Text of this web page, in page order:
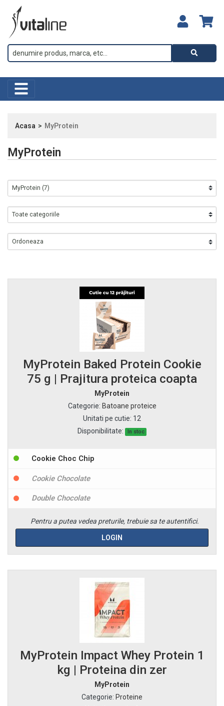
Acasa MyProtein
MyProtein
MyProtein Baked Protein Cookie
75 g | Prajitura proteica coapta
MyProtein
Categorie: Batoane proteice
Unitati pe cutie: 12
Disponibilitate:
In stoc
Cookie Choc Chip
Cookie Chocolate
Double Chocolate
Pentru a putea vedea preturile, trebuie sa te autentifici.
LOGIN
MyProtein Impact Whey Protein 1
kg | Proteina din zer
MyProtein
Categorie: Proteine